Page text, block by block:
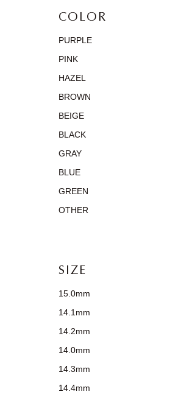
COLOR
PURPLE
PINK
HAZEL
BROWN
BEIGE
BLACK
GRAY
BLUE
GREEN
OTHER
SIZE
15.0mm
14.1mm
14.2mm
14.0mm
14.3mm
14.4mm